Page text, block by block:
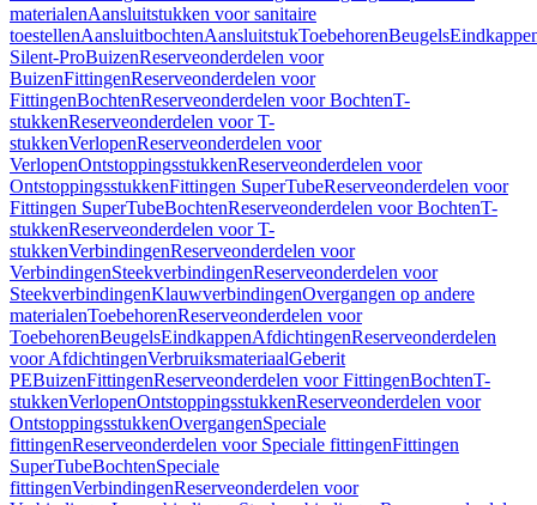
materialenAansluitstukken voor sanitaire
toestellenAansluitbochtenAansluitstukToebehorenBeugels
Silent-ProBuizenReserveonderdelen voor
BuizenFittingenReserveonderdelen voor
FittingenBochtenReserveonderdelen voor BochtenT-
stukkenReserveonderdelen voor T-
stukkenVerlopenReserveonderdelen voor
VerlopenOntstoppingsstukkenReserveonderdelen voor
OntstoppingsstukkenFittingen SuperTubeReserveonderdelen voor
Fittingen SuperTubeBochtenReserveonderdelen voor BochtenT-
stukkenReserveonderdelen voor T-
stukkenVerbindingenReserveonderdelen voor
VerbindingenSteekverbindingenReserveonderdelen voor
SteekverbindingenKlauwverbindingenOvergangen op andere
materialenToebehorenReserveonderdelen voor
ToebehorenBeugelsEindkappenAfdichtingenReserveonderdelen
voor AfdichtingenVerbruiksmateriaalGeberit
PEBuizenFittingenReserveonderdelen voor FittingenBochtenT-
stukkenVerlopenOntstoppingsstukkenReserveonderdelen voor
OntstoppingsstukkenOvergangenSpeciale
fittingenReserveonderdelen voor Speciale fittingenFittingen
SuperTubeBochtenSpeciale
fittingenVerbindingenReserveonderdelen voor